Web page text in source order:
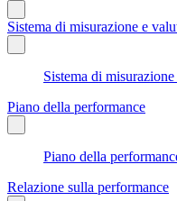
Sistema di misurazione e
Sistema di
Piano della performance
Piano della
Relazione sulla performance